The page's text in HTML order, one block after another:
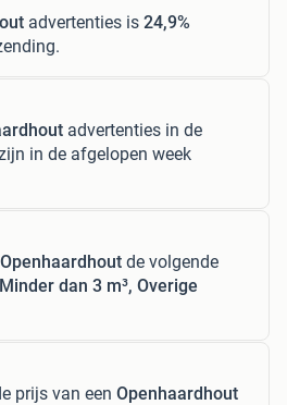
advertenties is 24,9%
advertenties in de
in de afgelopen week
Openhaardhout de volgende
dan 3 m³, Overige
prijs van een Openhaardhout